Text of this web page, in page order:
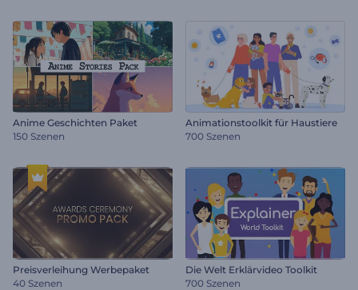
Anime Geschichten Paket
150 Szenen
Animationstoolkit für Haustiere
700 Szenen
Preisverleihung Werbepaket
40 Szenen
Die Welt Erklärvideo Toolkit
700 Szenen